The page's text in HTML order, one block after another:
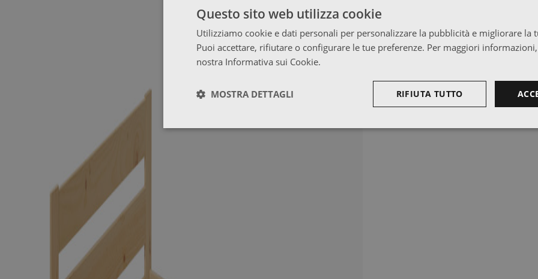
Questo sito web utilizza cookie
Utilizziamo cookie e dati personali per personalizzare la pubblicità e migliorare la
Puoi accettare, rifiutare o configurare le tue preferenze. Per maggiori
nostra Informativa sui Cookie.
RIFIUTA TUTTO
MOSTRA DETTAGLI